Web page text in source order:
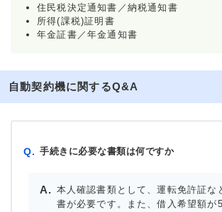
住民税決定通知書／納税通知書
所得(課税)証明書
年金証書／年金通知書
自動契約機に関するQ&A
Q. 手続きに必要な書類は何ですか
本人確認書類として、運転免許証な
書が必要です。また、借入希望額が